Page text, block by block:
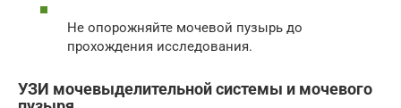
Не опорожняйте мочевой пузырь до
прохождения исследования.
УЗИ мочевыделительной системы и мочевого